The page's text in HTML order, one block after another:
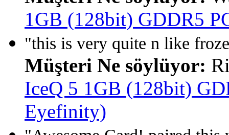
1GB (128bit) GDDR5
"this is very quite n like
Müşteri Ne söylüyor:
IceQ 5 1GB (128bit)
Eyefinity)